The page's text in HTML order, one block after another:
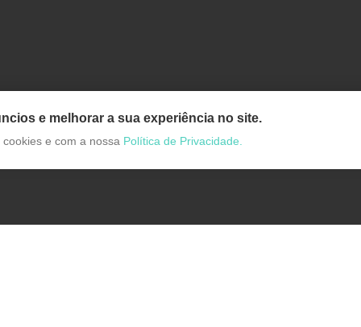
e melhorar a sua experiência no site.
e com a nossa Política de Privacidade.